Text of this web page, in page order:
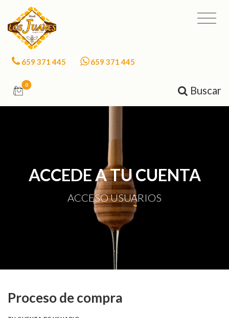
659 371 445 659 371 445
0 Buscar
ACCEDE A TU CUENTA
ACCESO USUARIOS
Proceso de compra